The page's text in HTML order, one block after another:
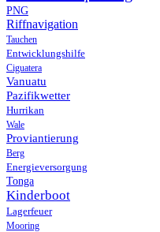
PNG
Riffnavigation
Tauchen
Entwicklungshilfe
Ciguatera
Vanuatu
Pazifikwetter
Hurrikan
Wale
Proviantierung
Berg
Energieversorgung
Tonga
Kinderboot
Lagerfeuer
Mooring